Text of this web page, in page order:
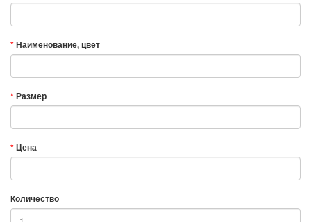
Наименование, цвет
Размер
Цена
Количество